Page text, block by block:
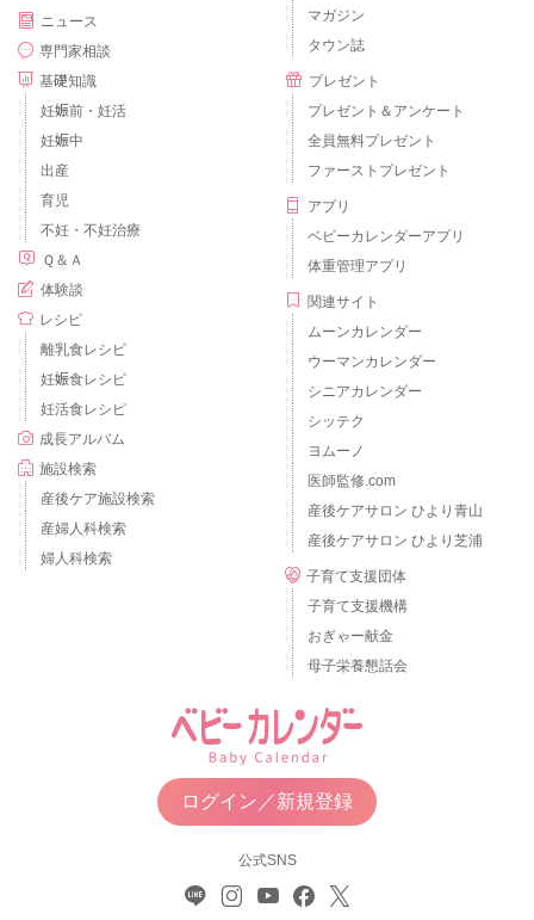
ニュース
専門家相談
基礎知識
妊娠前・妊活
妊娠中
出産
育児
不妊・不妊治療
Ｑ＆Ａ
体験談
レシピ
離乳食レシピ
妊娠食レシピ
妊活食レシピ
成長アルバム
施設検索
産後ケア施設検索
産婦人科検索
婦人科検索
マガジン
タウン誌
プレゼント
プレゼント＆アンケート
全員無料プレゼント
ファーストプレゼント
アプリ
ベビーカレンダーアプリ
体重管理アプリ
関連サイト
ムーンカレンダー
ウーマンカレンダー
シニアカレンダー
シッテク
ヨムーノ
医師監修.com
産後ケアサロン ひより青山
産後ケアサロン ひより芝浦
子育て支援団体
子育て支援機構
おぎゃー献金
母子栄養懇話会
ログイン／新規登録
公式SNS